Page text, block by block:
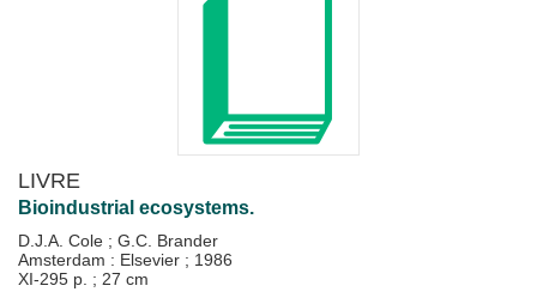
LIVRE
Bioindustrial ecosystems.
D.J.A. Cole ; G.C. Brander
Amsterdam : Elsevier ; 1986
XI-295 p. ; 27 cm